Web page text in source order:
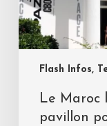
Flash Infos,
Le Maroc
pavillon